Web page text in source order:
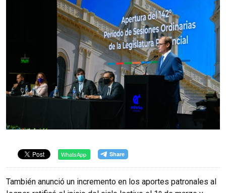
WhatsApp
También anunció un incremento en los aportes patronales al